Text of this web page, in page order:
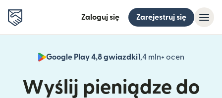
Zaloguj się Zarejestruj się
Google Play 4,8 gwiazdki1,4 mln+ ocen
(otwiera
Wyślij pieniądze do